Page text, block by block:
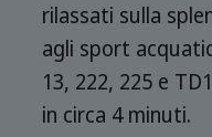
rilassati sulla
agli sport
13, 222, 225 e
in circa 4 minuti.